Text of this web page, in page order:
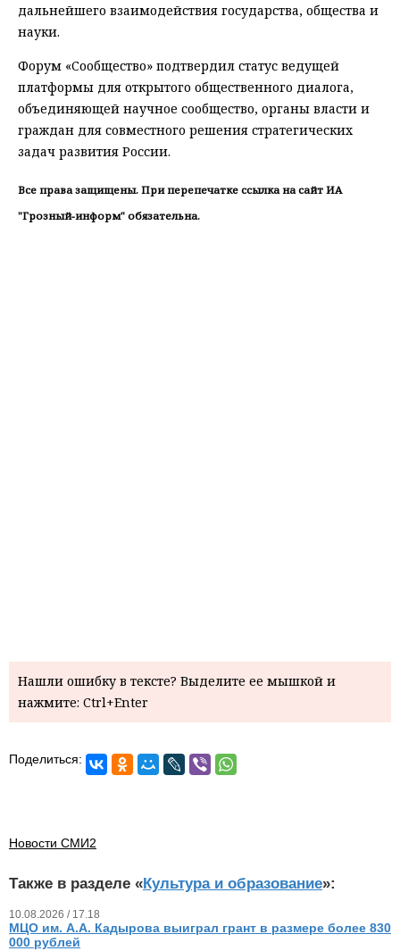
дальнейшего взаимодействия государства, общества и
науки.
Форум «Сообщество» подтвердил статус ведущей
платформы для открытого общественного диалога,
объединяющей научное сообщество, органы власти и
граждан для совместного решения стратегических
задач развития России.
Все права защищены. При перепечатке ссылка на сайт ИА
"Грозный-информ" обязательна.
Нашли ошибку в тексте? Выделите ее мышкой и
нажмите: Ctrl+Enter
Поделиться:
Новости СМИ2
Также в разделе «Культура и образование»:
10.08.2026 / 17.18
МЦО им. А.А. Кадырова выиграл грант в размере более 830
000 рублей